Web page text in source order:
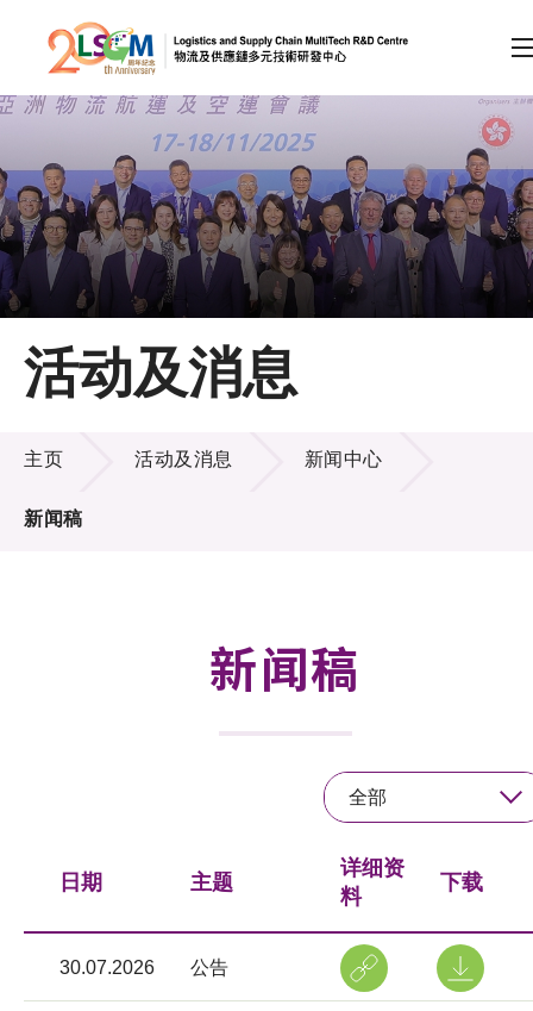
跳到内容（按回车键）
会员登录
A A EN 繁 简
主页
关于LSCM
技术商品化
项目及资助计划
活动及消息
活动及消息
主页 活动及消息 新闻中心
新闻稿
新闻稿
全部
日期 主题
详细资
料
下载
30.07.2026 公告